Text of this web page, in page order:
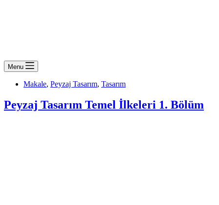
Menu
Makale, Peyzaj Tasarım, Tasarım
Peyzaj Tasarım Temel İlkeleri 1. Bölüm